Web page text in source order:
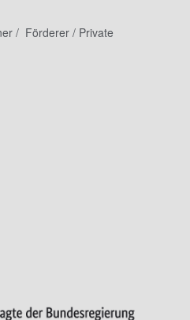
/ Förderer / Private